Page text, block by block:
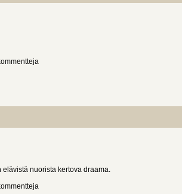
nuorista kertova draama.